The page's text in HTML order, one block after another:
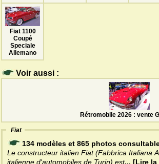
Fiat 1100
Coupé
Speciale
Allemano
Voir aussi :
Rétromobile 2026 : vente
Fiat
134 modèles et 865 photos
Le constructeur italien Fiat (Fabbrica Italiana
italienne d'automobiles de Turin) est... [Lire la